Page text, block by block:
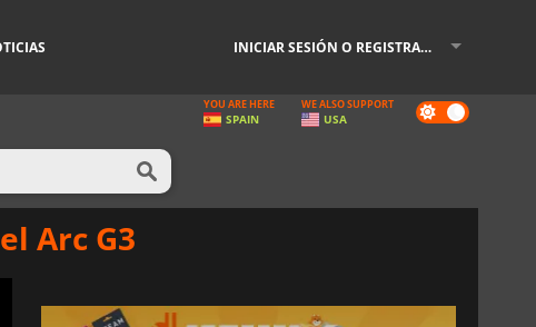
INICIAR SESIÓN O REGISTRARSE
Dark
mode
YOU ARE HERE
SPAIN
WE ALSO SUPPORT
USA
Arc G3